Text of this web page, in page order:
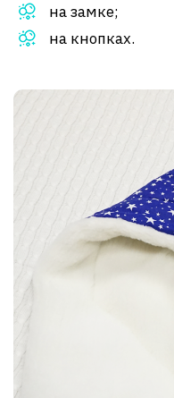
на замке;
на кнопках.